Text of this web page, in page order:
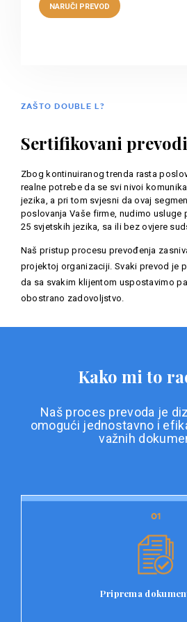
ZAŠTO DOUBLE L?
Sertifikovani prevodi
Zbog kontinuiranog trenda rasta
realne potrebe da se svi nivoi
jezika, a pri tom svjesni da ovaj
poslovanja Vaše firme, nudimo usluge
25 svjetskih jezika, sa ili bez ovjere
Naš pristup procesu prevođenja
projektoj organizaciji. Svaki prevod je
da sa svakim klijentom uspostavimo
obostrano zadovoljstvo.
Kako mi to
Naš proces prevoda je
omogući jednostavno i
važnih
01
Priprema
01
Prvi korak u našem procesu
dokumentacije. Korisnici
dokumenta, kao i specifične